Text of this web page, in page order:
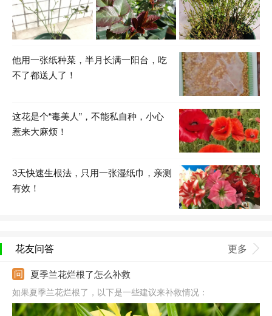
他用一张纸种菜，半月长满一阳台，吃
不了都送人了！
这花是个“毒美人”，不能私自种，小心
惹来大麻烦！
3天快速生根法，只用一张湿纸巾，亲测
有效！
花友问答 更多
夏季兰花烂根了怎么补救
如果夏季兰花烂根了，以下是一些建议来补救情况：